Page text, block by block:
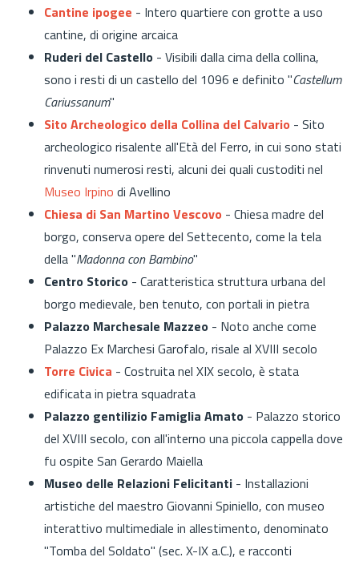
Cantine ipogee - Intero quartiere con grotte a uso
cantine, di origine arcaica
Ruderi del Castello - Visibili dalla cima della collina,
sono i resti di un castello del 1096 e definito "Castellum
Cariussanum"
Sito Archeologico della Collina del Calvario - Sito
archeologico risalente all'Età del Ferro, in cui sono stati
rinvenuti numerosi resti, alcuni dei quali custoditi nel
Museo Irpino di Avellino
Chiesa di San Martino Vescovo - Chiesa madre del
borgo, conserva opere del Settecento, come la tela
della "Madonna con Bambino"
Centro Storico - Caratteristica struttura urbana del
borgo medievale, ben tenuto, con portali in pietra
Palazzo Marchesale Mazzeo - Noto anche come
Palazzo Ex Marchesi Garofalo, risale al XVIII secolo
Torre Civica - Costruita nel XIX secolo, è stata
edificata in pietra squadrata
Palazzo gentilizio Famiglia Amato - Palazzo storico
del XVIII secolo, con all'interno una piccola cappella dove
fu ospite San Gerardo Maiella
Museo delle Relazioni Felicitanti - Installazioni
artistiche del maestro Giovanni Spiniello, con museo
interattivo multimediale in allestimento, denominato
"Tomba del Soldato" (sec. X-IX a.C.), e racconti